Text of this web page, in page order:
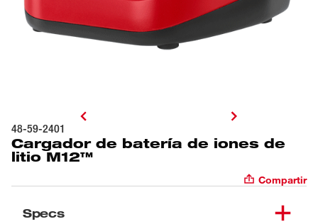
48-59-2401
Cargador de batería de iones de
litio M12™
Compartir
Specs